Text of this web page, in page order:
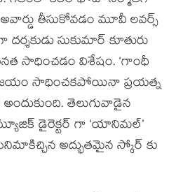
తీసుకోవడం మూవీ లవర్స్
దర్శకుడు సుకుమార్ కూతురు
సాధించడం విశేషం. ‘గాంధీ
సాధించకపోయినా ప్రయత్న
తెలుగువాడైన
డైరెక్టర్ గా ‘యానిమల్’
అద్భుతమైన స్కోర్ కు